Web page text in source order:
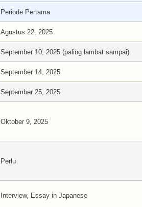
Periode Pertama
Agustus 22, 2025
September 10, 2025 (paling lambat sampai)
September 14, 2025
September 25, 2025
Oktober 9, 2025
Perlu
Interview, Essay in Japanese